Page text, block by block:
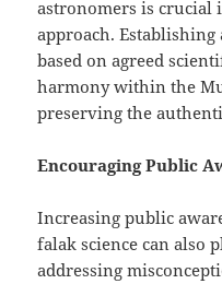
astronomers is crucial
approach.
based on agreed
harmony within the
preserving the
Encouraging Public
Increasing public
falak science can also
addressing